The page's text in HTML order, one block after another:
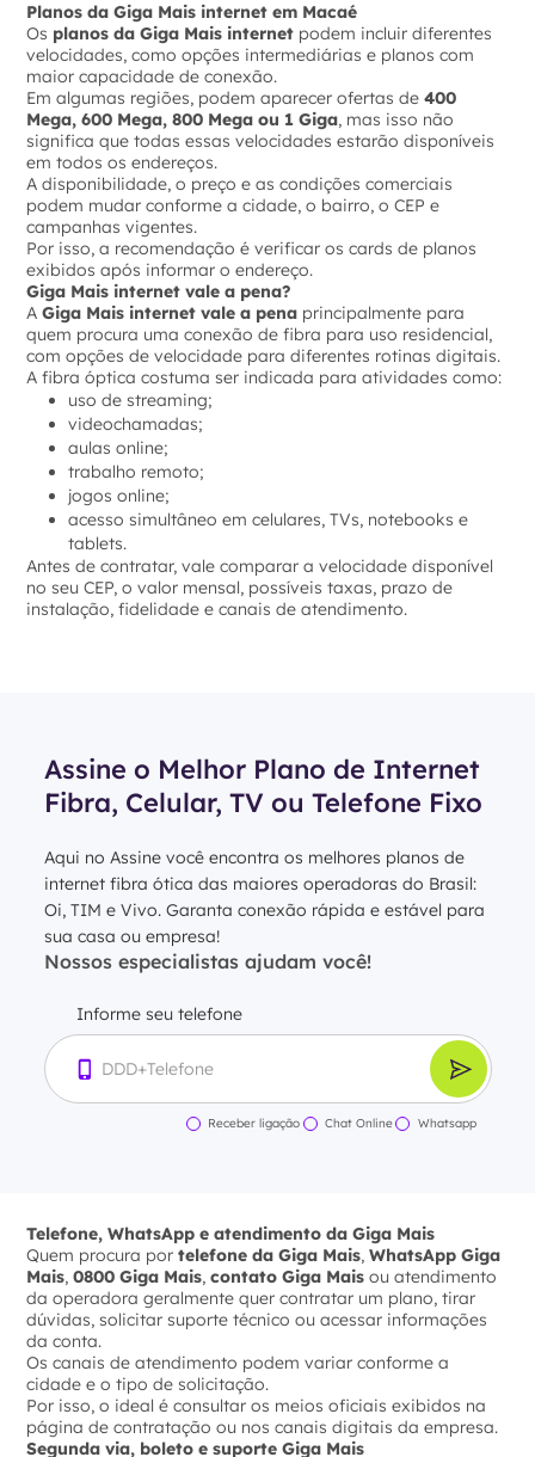
Planos da Giga Mais internet em Macaé
Os planos da Giga Mais internet podem incluir diferentes
velocidades, como opções intermediárias e planos com
maior capacidade de conexão.
Em algumas regiões, podem aparecer ofertas de400
Mega, 600 Mega, 800 Mega ou 1 Giga, mas isso não
significa que todas essas velocidades estarão disponíveis
em todos os endereços.
A disponibilidade, o preço e as condições comerciais
podem mudar conforme a cidade, o bairro, o CEP e
campanhas vigentes.
Por isso, a recomendação é verificar os cards de planos
exibidos após informar o endereço.
Giga Mais internet vale a pena?
AGiga Mais internet vale a pena principalmente para
quem procura uma conexão de fibra para uso residencial,
com opções de velocidade para diferentes rotinas digitais.
A fibra óptica costuma ser indicada para atividades como:
uso de streaming;
videochamadas;
aulas online;
trabalho remoto;
jogos online;
acesso simultâneo em celulares, TVs, notebooks e
tablets.
Antes de contratar, vale comparar a velocidade disponível
no seu CEP, o valor mensal, possíveis taxas, prazo de
instalação, fidelidade e canais de atendimento.
Assine o Melhor Plano de Internet
Fibra, Celular, TV ou Telefone Fixo
Aqui no Assine você encontra os melhores planos de
internet fibra ótica das maiores operadoras do Brasil:
Oi, TIM e Vivo. Garanta conexão rápida e estável para
sua casa ou empresa!
Nossos especialistas ajudam você!
Informe seu telefone
Receber ligação Chat Online Whatsapp
Telefone, WhatsApp e atendimento da Giga Mais
Quem procura portelefone da Giga Mais,WhatsApp Giga
Mais,0800 Giga Mais,contato Giga Mais ou atendimento
da operadora geralmente quer contratar um plano, tirar
dúvidas, solicitar suporte técnico ou acessar informações
da conta.
Os canais de atendimento podem variar conforme a
cidade e o tipo de solicitação.
Por isso, o ideal é consultar os meios oficiais exibidos na
página de contratação ou nos canais digitais da empresa.
Segunda via, boleto e suporte Giga Mais